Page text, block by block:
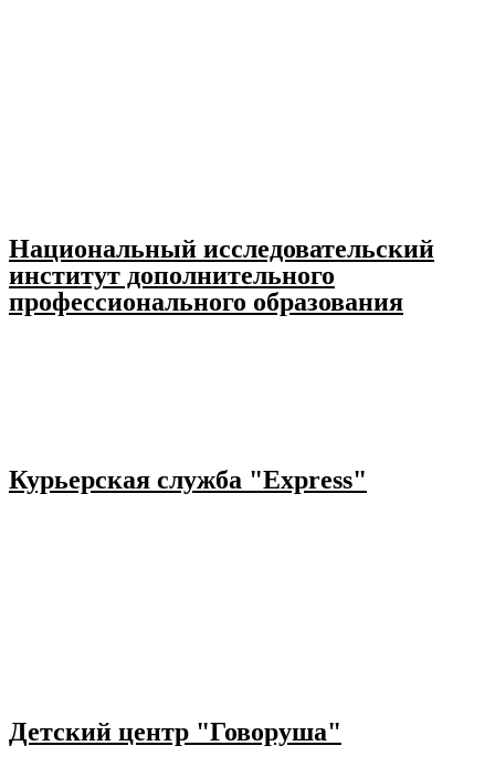
Национальный исследовательский
институт дополнительного
профессионального образования
Курьерская служба "Express"
Детский центр "Говоруша"